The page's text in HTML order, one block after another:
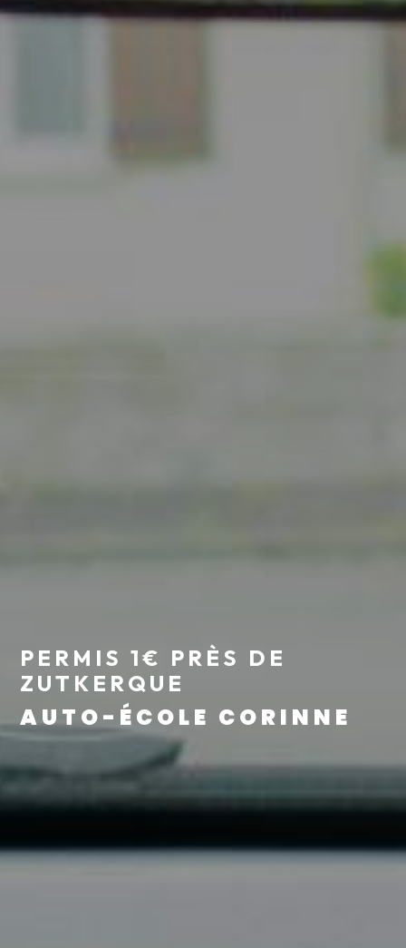
PERMIS 1€ PRÈS DE
ZUTKERQUE
AUTO-ÉCOLE CORINNE